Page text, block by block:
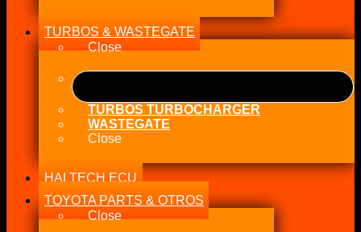
TURBOS & WASTEGATE
Close
TURBOS TURBOCHARGER
WASTEGATE
Close
HALTECH ECU
TOYOTA PARTS & OTROS
Close